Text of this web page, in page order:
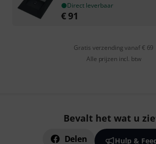
Direct leverbaar
€91
Gratis verzending vanaf € 69
Alle prijzen incl. btw
Bevalt het wat u
Delen Hulp &